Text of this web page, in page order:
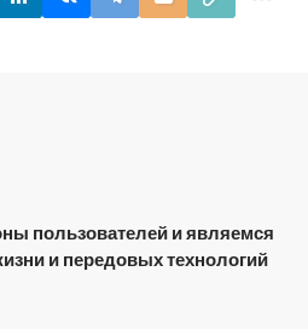
пользователей и являемся
и передовых технологий